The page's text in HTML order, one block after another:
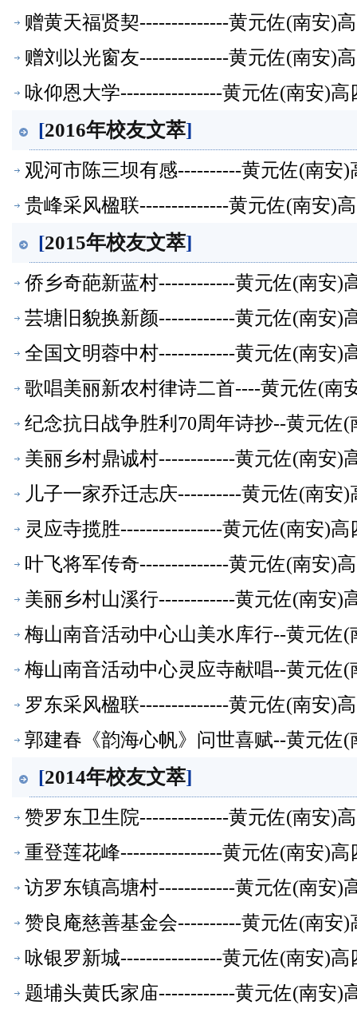
赠黄天福贤契--------------黄元佐(南安)
赠刘以光窗友--------------黄元佐(南安)
咏仰恩大学----------------黄元佐(南安)
[2016年校友文萃]
观河市陈三坝有感----------黄元佐(南安
贵峰采风楹联--------------黄元佐(南安)
[2015年校友文萃]
侨乡奇葩新蓝村------------黄元佐(南安)
芸塘旧貌换新颜------------黄元佐(南安)
全国文明蓉中村------------黄元佐(南安)
歌唱美丽新农村律诗二首----黄元佐(南
纪念抗日战争胜利70周年诗抄--黄元佐
美丽乡村鼎诚村------------黄元佐(南安)
儿子一家乔迁志庆----------黄元佐(南安
灵应寺揽胜----------------黄元佐(南安)
叶飞将军传奇--------------黄元佐(南安)
美丽乡村山溪行------------黄元佐(南安)
梅山南音活动中心山美水库行--黄元佐
梅山南音活动中心灵应寺献唱--黄元佐
罗东采风楹联--------------黄元佐(南安)
郭建春《韵海心帆》问世喜赋--黄元佐
[2014年校友文萃]
赞罗东卫生院--------------黄元佐(南安)
重登莲花峰----------------黄元佐(南安)
访罗东镇高塘村------------黄元佐(南安)
赞良庵慈善基金会----------黄元佐(南安
咏银罗新城----------------黄元佐(南安)
题埔头黄氏家庙------------黄元佐(南安)